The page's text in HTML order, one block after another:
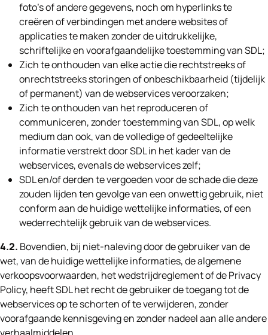
foto’s of andere gegevens, noch om hyperlinks te
creëren of verbindingen met andere websites of
applicaties te maken zonder de uitdrukkelijke,
schriftelijke en voorafgaandelijke toestemming van SDL;
Zich te onthouden van elke actie die rechtstreeks of
onrechtstreeks storingen of onbeschikbaarheid (tijdelijk
of permanent) van de webservices veroorzaken;
Zich te onthouden van het reproduceren of
communiceren, zonder toestemming van SDL, op welk
medium dan ook, van de volledige of gedeeltelijke
informatie verstrekt door SDL in het kader van de
webservices, evenals de webservices zelf;
SDL en/of derden te vergoeden voor de schade die deze
zouden lijden ten gevolge van een onwettig gebruik, niet
conform aan de huidige wettelijke informaties, of een
wederrechtelijk gebruik van de webservices.
4.2. Bovendien, bij niet-naleving door de gebruiker van de
wet, van de huidige wettelijke informaties, de algemene
verkoopsvoorwaarden, het wedstrijdreglement of de Privacy
Policy, heeft SDL het recht de gebruiker de toegang tot de
webservices op te schorten of te verwijderen, zonder
voorafgaande kennisgeving en zonder nadeel aan alle andere